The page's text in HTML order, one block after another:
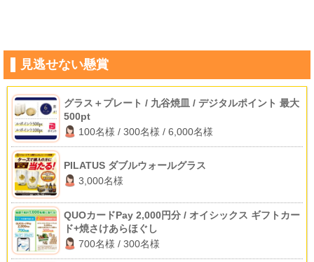
見逃せない懸賞
グラス＋プレート / 九谷焼皿 / デジタルポイント 最大
500pt
100名様 / 300名様 / 6,000名様
PILATUS ダブルウォールグラス
3,000名様
QUOカードPay 2,000円分 / オイシックス ギフトカー
ド+焼さけあらほぐし
700名様 / 300名様